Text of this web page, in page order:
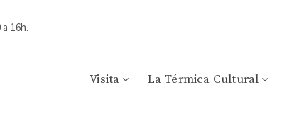
16h.
Visita La Térmica Cultural